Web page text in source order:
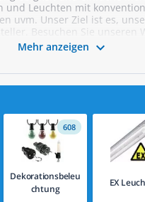
Leuchten mit
uvm. Unser Ziel ist es,
Besuchen Sie unseren
Mehr anzeigen 
608
Dekorationsbeleu
chtung
EX